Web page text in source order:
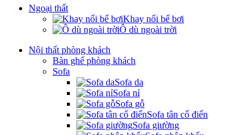
Ngoại thất
Khay nổi bể bơi
Ô dù ngoài trời
Nội thất phòng khách
Bàn ghế phòng khách
Sofa
Sofa da
Sofa nỉ
Sofa gỗ
Sofa tân cổ điển
Sofa giường